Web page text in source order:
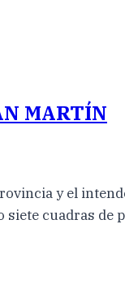
MARTÍN
y el
cuadras de